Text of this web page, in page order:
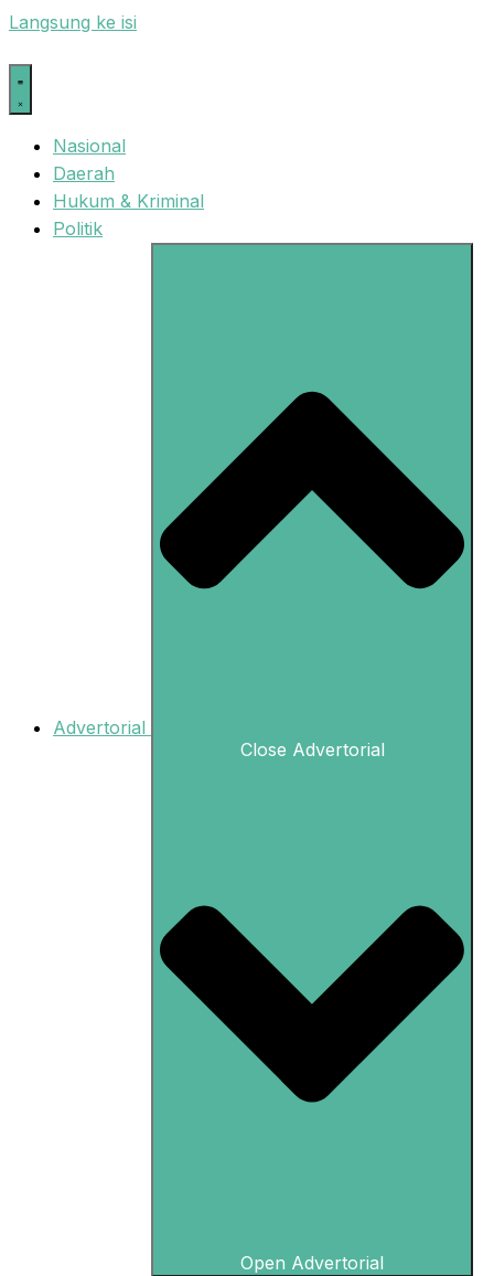
Langsung ke isi
Nasional
Daerah
Hukum & Kriminal
Politik
Advertorial
Close Advertorial
Open Advertorial